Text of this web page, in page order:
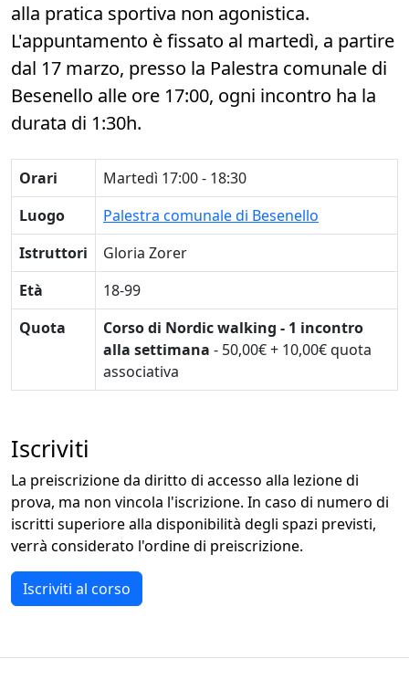
alla pratica sportiva non agonistica.
L'appuntamento è fissato al martedì, a partire
dal 17 marzo, presso la Palestra comunale di
Besenello alle ore 17:00, ogni incontro ha la
durata di 1:30h.
Orari
Martedì 17:00 - 18:30
Luogo
Palestra comunale di Besenello
Istruttori
Gloria Zorer
Età
18-99
Quota
Corso di Nordic walking - 1 incontro
alla settimana - 50,00€ + 10,00€ quota
associativa
Iscriviti
La preiscrizione da diritto di accesso alla lezione di
prova, ma non vincola l'iscrizione. In caso di numero di
iscritti superiore alla disponibilità degli spazi previsti,
verrà considerato l'ordine di preiscrizione.
Iscriviti al corso